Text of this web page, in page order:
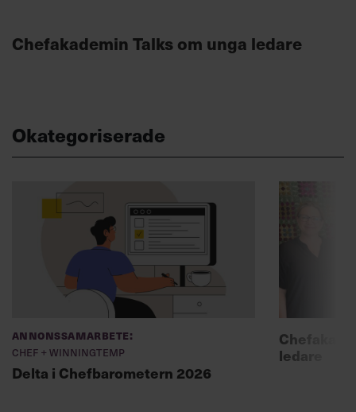
Chefakademin Talks om unga ledare
Okategoriserade
Annonssamarbete:
Chef + Winningtemp
Delta i Chefbarometern 2026
ledare